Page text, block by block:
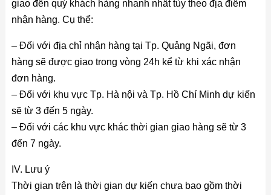
giao đến quý khách hàng nhanh nhất tùy theo địa điểm
nhận hàng. Cụ thể:
– Đối với địa chỉ nhận hàng tại Tp. Quảng Ngãi, đơn
hàng sẽ được giao trong vòng 24h kể từ khi xác nhận
đơn hàng.
– Đối với khu vực Tp. Hà nội và Tp. Hồ Chí Minh dự kiến
sẽ từ 3 đến 5 ngày.
– Đối với các khu vực khác thời gian giao hàng sẽ từ 3
đến 7 ngày.
IV. Lưu ý
Thời gian trên là thời gian dự kiến chưa bao gồm thời